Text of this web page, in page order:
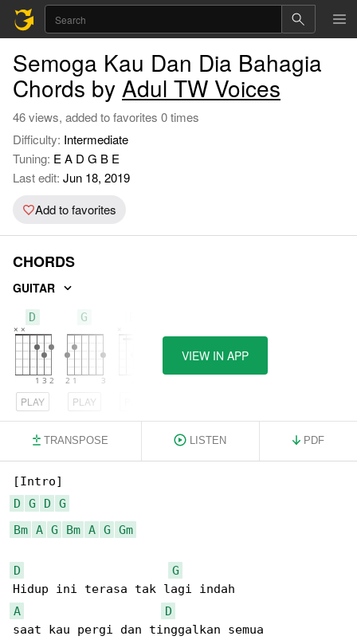
Semoga Kau Dan Dia Bahagia
Chords by Adul TW Voices
46 views, added to favorites 0 times
Difficulty: Intermediate
Tuning: E A D G B E
Last edit: Jun 18, 2019
Add to favorites
CHORDS
GUITAR
D
PLAY
G
PLAY
VIEW IN APP
TRANSPOSE LISTEN PDF
D
G D
G
Bm A G Bm A G Gm
D
G
A
D